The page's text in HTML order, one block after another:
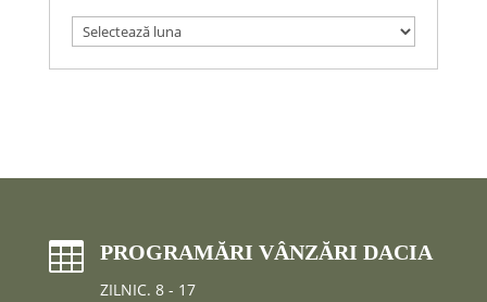
 PROGRAMĂRI VÂNZĂRI DACIA
ZILNIC. 8 - 17